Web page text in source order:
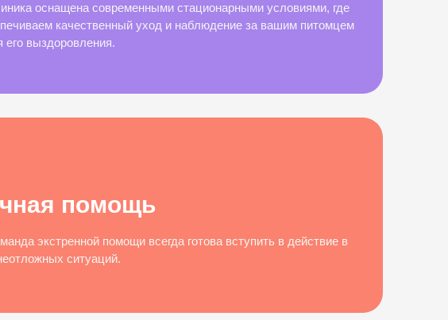
оснащена современными стационарными условиями, где
качественный уход и наблюдение за вашим питомцем
его выздоровления.
помощь
экстренной помощи всегда готова вступить в действие в
ситуаций.